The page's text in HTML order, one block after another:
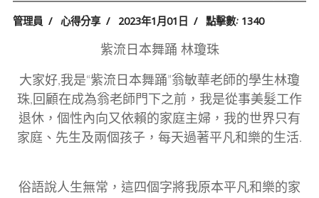
管理員 心得分享 2023年1月01日 點擊數: 1340
紫流日本舞踊 林瓊珠
大家好,我是“紫流日本舞踊”翁敏華老師的學生林瓊
珠,回顧在成為翁老師門下之前，我是從事美髮工作
退休，個性內向又依賴的家庭主婦，我的世界只有
家庭、先生及兩個孩子，每天過著平凡和樂的生活.
俗語說人生無常，這四個字將我原本平凡和樂的家